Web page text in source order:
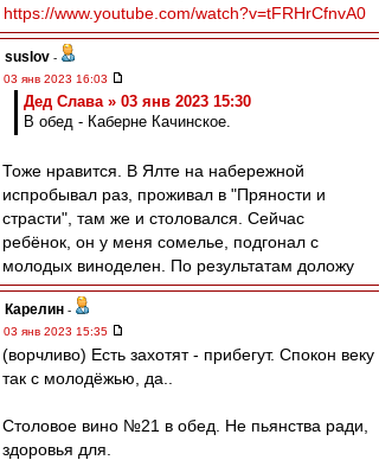
https://www.youtube.com/watch?v=tFRHrCfnvA0
suslov -
03 янв 2023 16:03
Дед Слава » 03 янв 2023 15:30
В обед - Каберне Качинское.
Тоже нравится. В Ялте на набережной
испробывал раз, проживал в "Пряности и
страсти", там же и столовался. Сейчас
ребёнок, он у меня сомелье, подгонал с
молодых виноделен. По результатам доложу
Карелин -
03 янв 2023 15:35
(ворчливо) Есть захотят - прибегут. Спокон веку
так с молодёжью, да..
Столовое вино №21 в обед. Не пьянства ради,
здоровья для.